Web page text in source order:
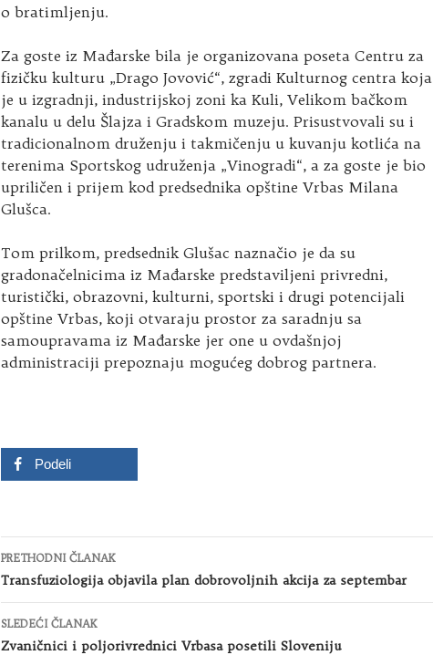
o bratimljenju.
Za goste iz Mađarske bila je organizovana poseta Centru za
fizičku kulturu „Drago Jovović“, zgradi Kulturnog centra koja
je u izgradnji, industrijskoj zoni ka Kuli, Velikom bačkom
kanalu u delu Šlajza i Gradskom muzeju. Prisustvovali su i
tradicionalnom druženju i takmičenju u kuvanju kotlića na
terenima Sportskog udruženja „Vinogradi“, a za goste je bio
upriličen i prijem kod predsednika opštine Vrbas Milana
Glušca.
Tom prilkom, predsednik Glušac naznačio je da su
gradonačelnicima iz Mađarske predstaviljeni privredni,
turistički, obrazovni, kulturni, sportski i drugi potencijali
opštine Vrbas, koji otvaraju prostor za saradnju sa
samoupravama iz Mađarske jer one u ovdašnjoj
administraciji prepoznaju mogućeg dobrog partnera.
Podeli
Kretanje
članaka
PRETHODNI ČLANAK
Transfuziologija objavila plan dobrovoljnih akcija za septembar
SLEDEĆI ČLANAK
Zvaničnici i poljorivrednici Vrbasa posetili Sloveniju